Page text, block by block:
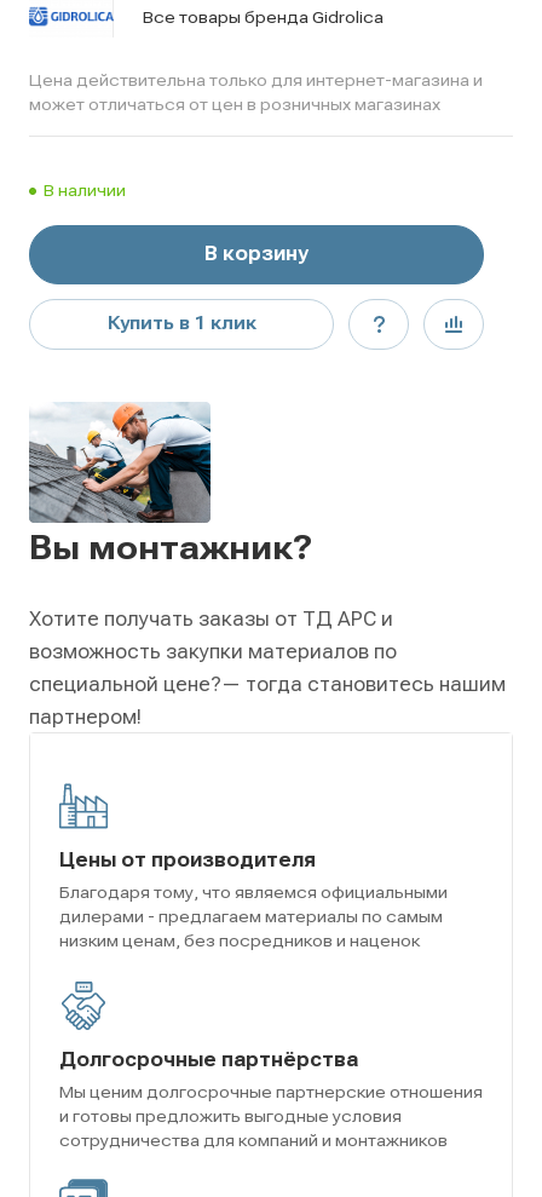
Все товары бренда Gidrolica
Цена действительна только для интернет-магазина и
может отличаться от цен в розничных магазинах
В наличии
В корзину
Купить в 1 клик
Вы монтажник?
Хотите получать заказы от ТД АРС и
возможность закупки материалов по
специальной цене?— тогда становитесь нашим
партнером!
Цены от производителя
Благодаря тому, что являемся официальными
дилерами - предлагаем материалы по самым
низким ценам, без посредников и наценок
Долгосрочные партнёрства
Мы ценим долгосрочные партнерские отношения
и готовы предложить выгодные условия
сотрудничества для компаний и монтажников